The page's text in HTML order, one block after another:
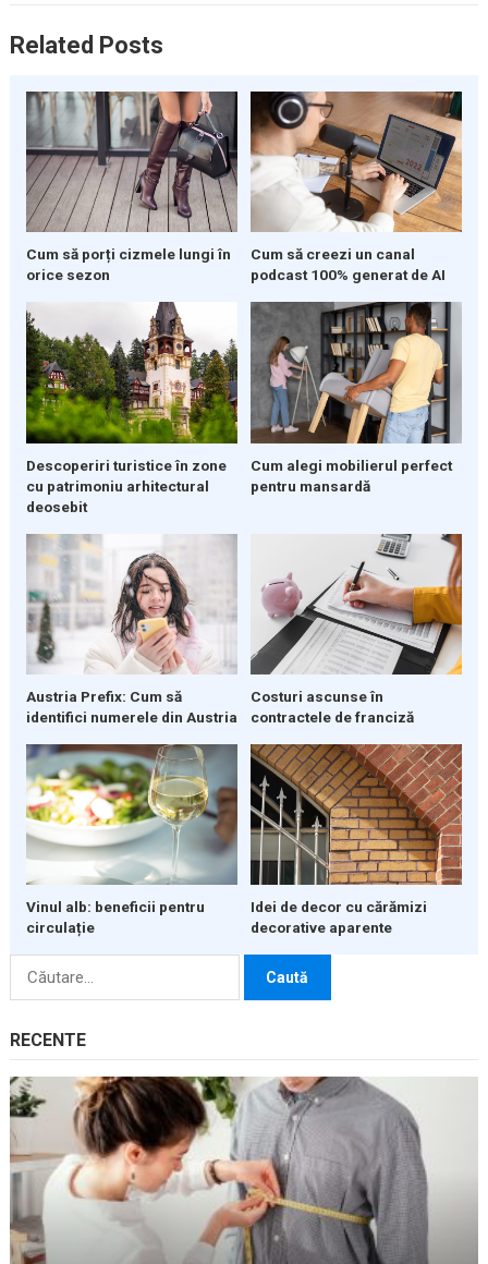
Related Posts
Cum să porți cizmele lungi în
orice sezon
Cum să creezi un canal
podcast 100% generat de AI
Descoperiri turistice în zone
cu patrimoniu arhitectural
deosebit
Cum alegi mobilierul perfect
pentru mansardă
Austria Prefix: Cum să
identifici numerele din Austria
Costuri ascunse în
contractele de franciză
Vinul alb: beneficii pentru
circulație
Idei de decor cu cărămizi
decorative aparente
Caută
RECENTE